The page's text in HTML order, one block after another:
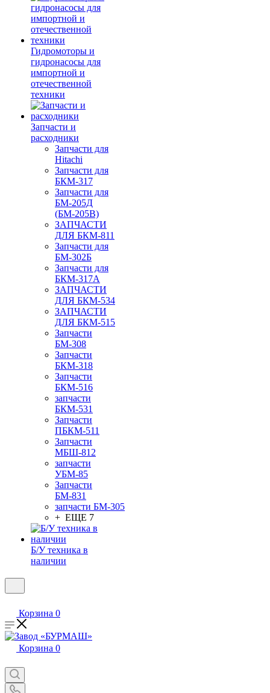
Гидромоторы и
гидронасосы для
импортной и
отечественной
техники
Запчасти и
расходники
Запчасти для
Hitachi
Запчасти для
БКМ-317
Запчасти для
БМ-205Д
(БМ-205В)
ЗАПЧАСТИ
ДЛЯ БКМ-811
Запчасти для
БМ-302Б
Запчасти для
БКМ-317А
ЗАПЧАСТИ
ДЛЯ БКМ-534
ЗАПЧАСТИ
ДЛЯ БКМ-515
Запчасти
БМ-308
Запчасти
БКМ-318
Запчасти
БКМ-516
запчасти
БКМ-531
Запчасти
ПБКМ-511
Запчасти
МБШ-812
запчасти
УБМ-85
Запчасти
БМ-831
запчасти БМ-305
+ ЕЩЕ 7
Б/У техника в
наличии
Корзина 0
Корзина 0